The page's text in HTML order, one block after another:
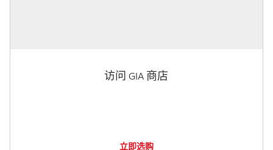
访问 GIA 商店
立即选购